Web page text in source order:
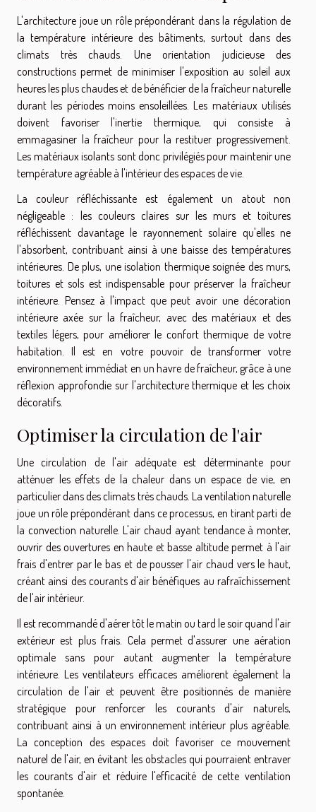
L'architecture joue un rôle prépondérant dans la régulation de
la température intérieure des bâtiments, surtout dans des
climats très chauds. Une orientation judicieuse des
constructions permet de minimiser l'exposition au soleil aux
heures les plus chaudes et de bénéficier de la fraîcheur naturelle
durant les périodes moins ensoleillées. Les matériaux utilisés
doivent favoriser l'inertie thermique, qui consiste à
emmagasiner la fraîcheur pour la restituer progressivement.
Les matériaux isolants sont donc privilégiés pour maintenir une
température agréable à l'intérieur des espaces de vie.
La couleur réfléchissante est également un atout non
négligeable : les couleurs claires sur les murs et toitures
réfléchissent davantage le rayonnement solaire qu'elles ne
l'absorbent, contribuant ainsi à une baisse des températures
intérieures. De plus, une isolation thermique soignée des murs,
toitures et sols est indispensable pour préserver la fraîcheur
intérieure. Pensez à l'impact que peut avoir une décoration
intérieure axée sur la fraîcheur, avec des matériaux et des
textiles légers, pour améliorer le confort thermique de votre
habitation. Il est en votre pouvoir de transformer votre
environnement immédiat en un havre de fraîcheur, grâce à une
réflexion approfondie sur l'architecture thermique et les choix
décoratifs.
Optimiser la circulation de l'air
Une circulation de l'air adéquate est déterminante pour
atténuer les effets de la chaleur dans un espace de vie, en
particulier dans des climats très chauds. La ventilation naturelle
joue un rôle prépondérant dans ce processus, en tirant parti de
la convection naturelle. L'air chaud ayant tendance à monter,
ouvrir des ouvertures en haute et basse altitude permet à l'air
frais d'entrer par le bas et de pousser l'air chaud vers le haut,
créant ainsi des courants d'air bénéfiques au rafraîchissement
de l'air intérieur.
Il est recommandé d'aérer tôt le matin ou tard le soir quand l'air
extérieur est plus frais. Cela permet d'assurer une aération
optimale sans pour autant augmenter la température
intérieure. Les ventilateurs efficaces améliorent également la
circulation de l'air et peuvent être positionnés de manière
stratégique pour renforcer les courants d'air naturels,
contribuant ainsi à un environnement intérieur plus agréable.
La conception des espaces doit favoriser ce mouvement
naturel de l'air, en évitant les obstacles qui pourraient entraver
les courants d'air et réduire l'efficacité de cette ventilation
spontanée.